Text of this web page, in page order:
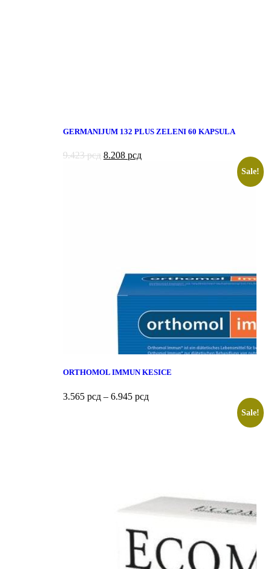
GERMANIJUM 132 PLUS ZELENI 60 KAPSULA
9.423рсд 8.208 рсд
Sale!
ORTHOMOL IMMUN KESICE
3.565 рсд – 6.945 рсд
Sale!